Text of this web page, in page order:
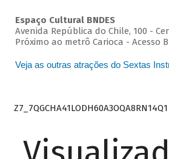
Espaço Cultural BNDES
Avenida República do Chile, 100 -
Próximo ao metrô Carioca - Acesso B
Veja as outras atrações do Sextas
Z7_7QGCHA41LODH60A3OQA8RN14Q1